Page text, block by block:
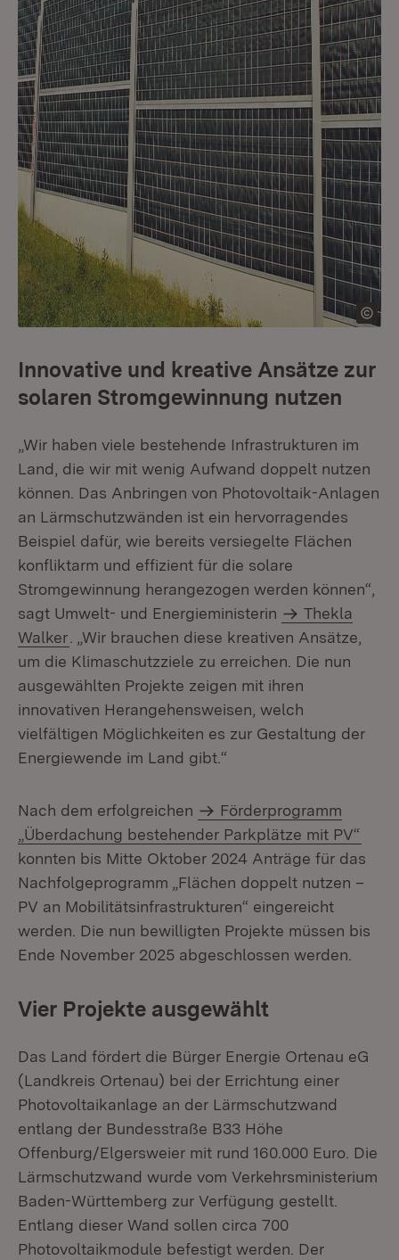
Innovative und kreative Ansätze zur
solaren Stromgewinnung nutzen
„Wir haben viele bestehende Infrastrukturen im
Land, die wir mit wenig Aufwand doppelt nutzen
können. Das Anbringen von Photovoltaik-Anlagen
an Lärmschutzwänden ist ein hervorragendes
Beispiel dafür, wie bereits versiegelte Flächen
konfliktarm und effizient für die solare
Stromgewinnung herangezogen werden können“,
sagt Umwelt- und Energieministerin
Thekla
Walker . „Wir brauchen diese kreativen Ansätze,
um die Klimaschutzziele zu erreichen. Die nun
ausgewählten Projekte zeigen mit ihren
innovativen Herangehensweisen, welch
vielfältigen Möglichkeiten es zur Gestaltung der
Energiewende im Land gibt.“
Nach dem erfolgreichen
Förderprogramm
„Überdachung bestehender Parkplätze mit PV“
konnten bis Mitte Oktober 2024 Anträge für das
Nachfolgeprogramm „Flächen doppelt nutzen –
PV an Mobilitätsinfrastrukturen“ eingereicht
werden. Die nun bewilligten Projekte müssen bis
Ende November 2025 abgeschlossen werden.
Vier Projekte ausgewählt
Das Land fördert die Bürger Energie Ortenau eG
(Landkreis Ortenau) bei der Errichtung einer
Photovoltaikanlage an der Lärmschutzwand
entlang der Bundesstraße B33 Höhe
Offenburg/Elgersweier mit rund 160.000 Euro. Die
Lärmschutzwand wurde vom Verkehrsministerium
Baden-Württemberg zur Verfügung gestellt.
Entlang dieser Wand sollen circa 700
Photovoltaikmodule befestigt werden. Der